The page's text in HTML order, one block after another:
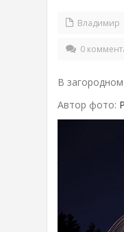
Владимир
0
В
Автор фото: